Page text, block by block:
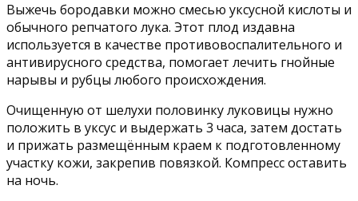
Выжечь бородавки можно смесью уксусной кислоты и
обычного репчатого лука. Этот плод издавна
используется в качестве противовоспалительного и
антивирусного средства, помогает лечить гнойные
нарывы и рубцы любого происхождения.
Очищенную от шелухи половинку луковицы нужно
положить в уксус и выдержать 3 часа, затем достать
и прижать размещённым краем к подготовленному
участку кожи, закрепив повязкой. Компресс оставить
на ночь.